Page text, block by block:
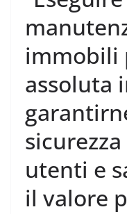
immobili
assoluta
utenti e
il valore